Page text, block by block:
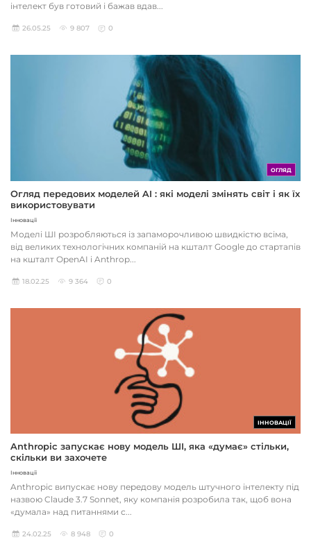
інтелект був готовий і бажав вдав...
26.05.25 9 807 0
ОГЛЯД
Огляд передових моделей AI : які моделі змінять світ і як їх
використовувати
Інновації
Моделі ШІ розробляються із запаморочливою швидкістю всіма,
від великих технологічних компаній на кшталт Google до стартапів
на кшталт OpenAI і Anthrop...
18.02.25 9 364 0
ІННОВАЦІЇ
Anthropic запускає нову модель ШІ, яка «думає» стільки,
скільки ви захочете
Інновації
Anthropic випускає нову передову модель штучного інтелекту під
назвою Claude 3.7 Sonnet, яку компанія розробила так, щоб вона
«думала» над питаннями с...
24.02.25 8 948 0